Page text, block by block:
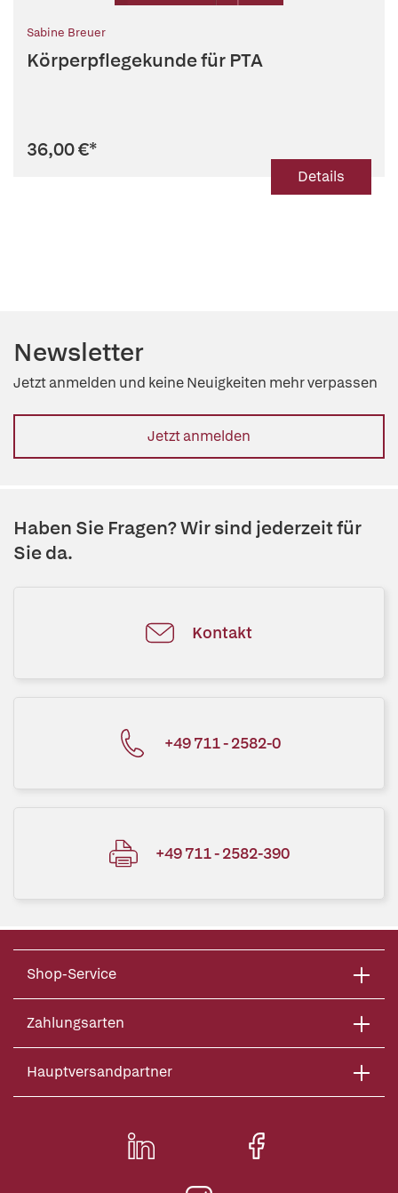
Sabine Breuer
Körperpflegekunde für PTA
36,00 €*
Details
Newsletter
Jetzt anmelden und keine Neuigkeiten mehr verpassen
Jetzt anmelden
Haben Sie Fragen? Wir sind jederzeit für
Sie da.
Kontakt
+49 711 - 2582-0
+49 711 - 2582-390
Shop-Service
Zahlungsarten
Hauptversandpartner